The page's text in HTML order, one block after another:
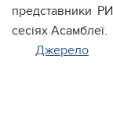
представники
сесіях Асамблеї.
Джерело